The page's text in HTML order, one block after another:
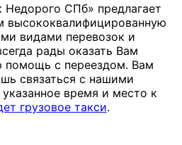
Недорого СПб» предлагает
высококвалифицированную
видами перевозок и
рады оказать Вам
помощь с переездом. Вам
связаться с нашими
время и место к
грузовое такси.